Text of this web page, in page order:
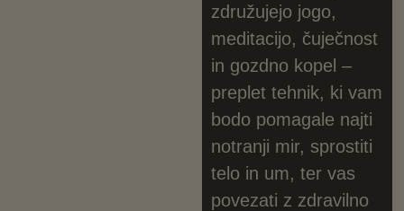
združujejo jogo,
meditacijo, čuječnost
in gozdno kopel –
preplet tehnik, ki vam
bodo pomagale najti
notranji mir, sprostiti
telo in um, ter vas
povezati z zdravilno